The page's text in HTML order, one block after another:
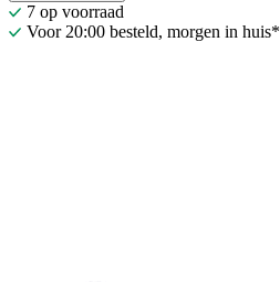
7 op voorraad
Voor 20:00 besteld, morgen in huis*